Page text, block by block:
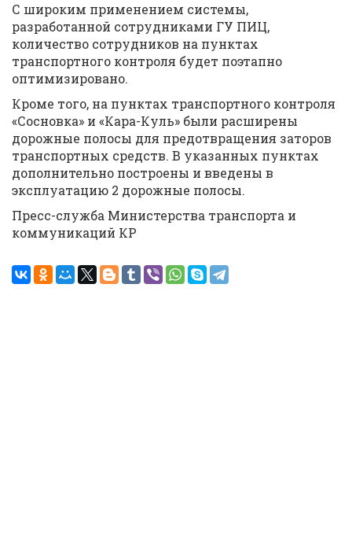
С широким применением системы,
разработанной сотрудниками ГУ ПИЦ,
количество сотрудников на пунктах
транспортного контроля будет поэтапно
оптимизировано.
Кроме того, на пунктах транспортного контроля
«Сосновка» и «Кара-Куль» были расширены
дорожные полосы для предотвращения заторов
транспортных средств. В указанных пунктах
дополнительно построены и введены в
эксплуатацию 2 дорожные полосы.
Пресс-служба Министерства транспорта и
коммуникаций КР